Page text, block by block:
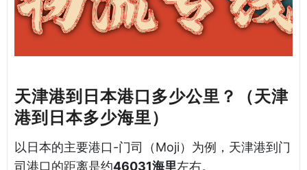
天津港到日本港口多少公里？（天津
港到日本多少海里）
以日本的主要港口-门司（Moji）为例，天津港到门
司港口的距离是约46031海里左右。